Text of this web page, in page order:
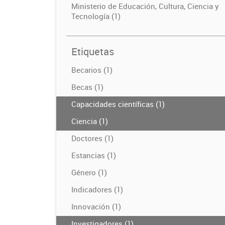
Ministerio de Educación, Cultura, Ciencia y
Tecnología (1)
Etiquetas
Becarios (1)
Becas (1)
Capacidades científicas (1)
Ciencia (1)
Doctores (1)
Estancias (1)
Género (1)
Indicadores (1)
Innovación (1)